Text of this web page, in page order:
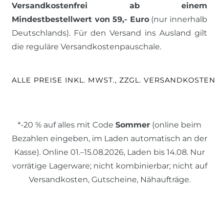
Versandkostenfrei ab einem
Mindestbestellwert von 59,- Euro(nur innerhalb
Deutschlands). Für den Versand ins Ausland gilt
die reguläre Versandkostenpauschale.
ALLE PREISE INKL. MWST., ZZGL. VERSANDKOSTEN
*-20 % auf alles mit Code Sommer (online beim
Bezahlen eingeben, im Laden automatisch an der
Kasse). Online 01.–15.08.2026, Laden bis 14.08. Nur
vorrätige Lagerware; nicht kombinierbar; nicht auf
Versandkosten, Gutscheine, Nähaufträge.